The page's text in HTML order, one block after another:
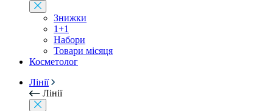
Знижки
1+1
Набори
Товари місяця
Косметолог
Лінії
Лінії